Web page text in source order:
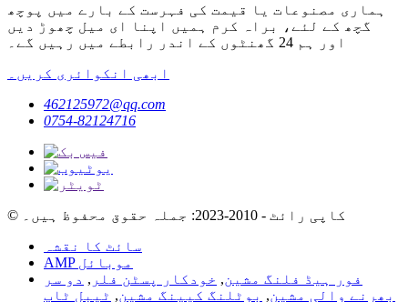
ہماری مصنوعات یا قیمت کی فہرست کے بارے میں پوچھ
گچھ کے لئے، براہ کرم ہمیں اپنا ای میل چھوڑ دیں
اور ہم 24 گھنٹوں کے اندر رابطے میں رہیں گے۔
ابھی انکوائری کریں۔
462125972@qq.com
0754-82124716
© کاپی رائٹ - 2010-2023: جملہ حقوق محفوظ ہیں۔
سائٹ کا نقشہ
AMP موبائل
فور ہیڈ فلنگ مشین, خودکار پسٹن فلر , دو سر
بھرنے والی مشین, بوٹلنگ کیپنگ مشین, ٹیبل ٹاپ